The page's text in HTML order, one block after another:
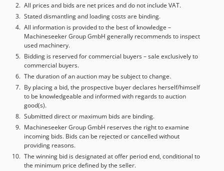
All prices and bids are net prices and do not include VAT.
Stated dismantling and loading costs are binding.
All information is provided to the best of knowledge –
Machineseeker Group GmbH generally recommends to inspect
used machinery.
Bidding is reserved for commercial buyers – sale exclusively to
commercial buyers.
The duration of an auction may be subject to change.
By placing a bid, the prospective buyer declares herself/himself
to be knowledgeable and informed with regards to auction
good(s).
Submitted direct or maximum bids are binding.
Machineseeker Group GmbH reserves the right to examine
incoming bids. Bids can be rejected or cancelled without
providing reasons.
The winning bid is designated at offer period end, conditional to
the minimum price defined by the seller.